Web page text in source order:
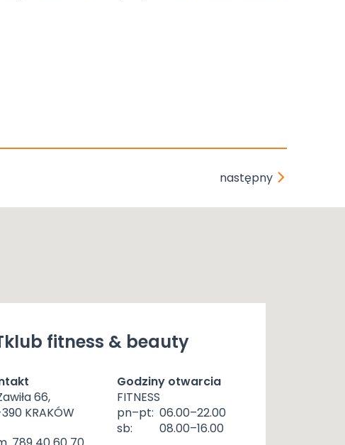
następny
fitness & beauty
66,
KRAKÓW
Godziny otwarcia
FITNESS
pn–pt: 06.00–22.00
sb:
08.00–16.00